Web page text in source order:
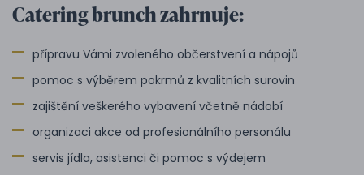
Catering brunch zahrnuje:
přípravu Vámi zvoleného občerstvení a nápojů
pomoc s výběrem pokrmů z kvalitních surovin
zajištění veškerého vybavení včetně nádobí
organizaci akce od profesionálního personálu
servis jídla, asistenci či pomoc s výdejem